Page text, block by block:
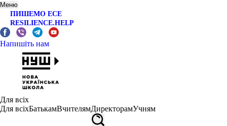
Меню
ПИШЕМО ЕСЕ
RESILIENCE.HELP
Напишіть нам
Для всіх
Для всіхБатькамВчителямДиректорамУчням